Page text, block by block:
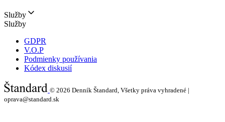
Služby
Služby
GDPR
V.O.P
Podmienky používania
Kódex diskusií
© 2026 Denník Štandard, Všetky práva vyhradené |
oprava@standard.sk